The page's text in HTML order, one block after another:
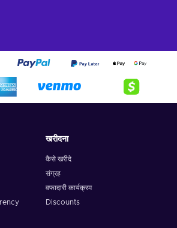
खरीदना
कैसे खरीदे
संग्रह
वफादारी कार्यक्रम
Discounts